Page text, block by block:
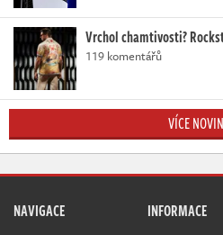
Vrchol chamtivosti?
119 komentářů
VÍCE
NAVIGACE INFORMACE